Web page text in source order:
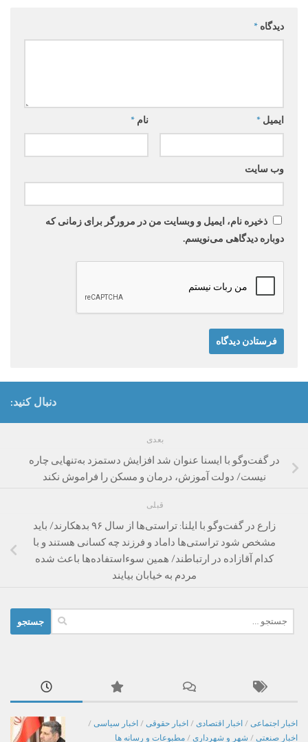
دیدگاه *
نام * ایمیل *
وب‌ سایت
ذخیره نام، ایمیل و وبسایت من در مرورگر برای زمانی که
دوباره دیدگاهی می‌نویسم.
دنبال کنید:
بعدی
در گفت‌وگو با ایسنا عنوان شد افزایش دستمزد به‌تنهایی چاره
نیست/ دولت آموزش، درمان و مسکن را فراموش نکند
قبلی
زارع در گفت‌وگو با ایلنا: تراستی‌ها از سال ۹۶ بدهکارند/ باید
مشخص شود تراستی‌ها داماد و فرزند چه کسانی هستند و با
کدام آقازاده در ارتباطند/ همین سوءاستفاده‌ها باعث شده
مردم به خیابان بیایند
برای:
اخبار اجتماعی / اخبار اقتصادی / اخبار حقوقی / اخبار سیاسی /
اخبار صنعتی / شهر و شهرداری / مطبوعات و رسانه ها